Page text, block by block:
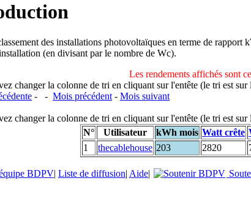
des installations photovoltaïques en terme de
(en divisant par le nombre de Wc).
Les rendements affichés sont
changer la colonne de tri en cliquant sur l'entête (le tri est sur
- - Mois précédent - Mois suivant
changer la colonne de tri en cliquant sur l'entête (le tri est sur
N°
Utilisateur kWh mois Watt crête
1
thecablehouse 203 2820
BDPV| Liste de diffusion| Aide|